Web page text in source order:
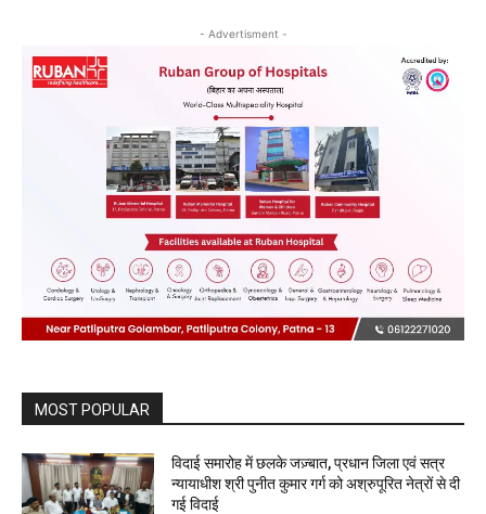
- Advertisment -
MOST POPULAR
विदाई समारोह में छलके जज़्बात, प्रधान जिला एवं सत्र
न्यायाधीश श्री पुनीत कुमार गर्ग को अश्रुपूरित नेत्रों से दी
गई विदाई